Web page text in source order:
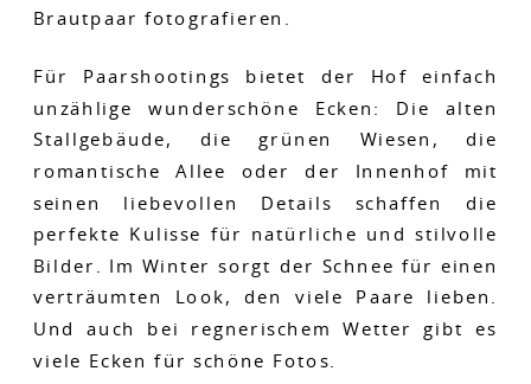
Brautpaar fotografieren.
Für Paarshootings bietet der Hof einfach
unzählige wunderschöne Ecken: Die alten
Stallgebäude, die grünen Wiesen, die
romantische Allee oder der Innenhof mit
seinen liebevollen Details schaffen die
perfekte Kulisse für natürliche und stilvolle
Bilder. Im Winter sorgt der Schnee für einen
verträumten Look, den viele Paare lieben.
Und auch bei regnerischem Wetter gibt es
viele Ecken für schöne Fotos.